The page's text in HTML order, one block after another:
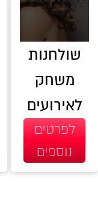
שולחנות
משחק
לאירועים
לפרטים
נוספים